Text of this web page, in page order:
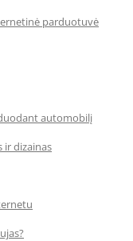
parduotuvė
automobilį
ir dizainas